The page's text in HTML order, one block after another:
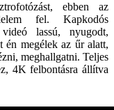
ebben az
fel. Kapkodós
lassú, nyugodt,
én megélek az űr alatt,
meghallgatni. Teljes
4K felbontásra állítva